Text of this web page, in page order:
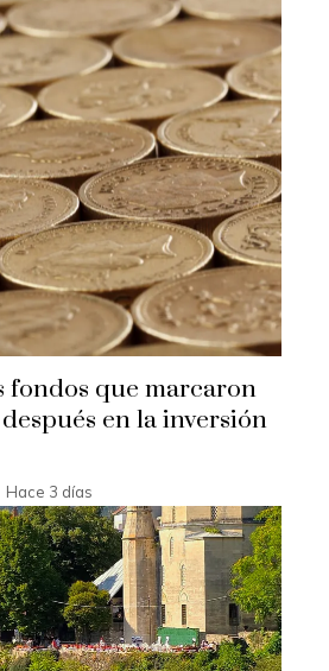
fondos que marcaron
en la inversión
Hace 3 días